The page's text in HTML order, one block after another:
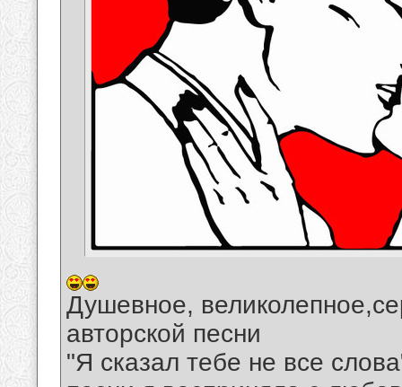
Душевное,
авторской песни
"Я сказал тебе не все